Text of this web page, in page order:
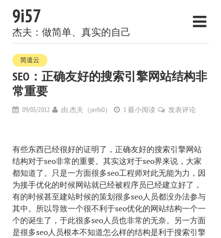
9i57
杰夫：做简单、真实的自己
简道云
SEO：正确友好的搜索引擎网站结构非
常重要
09/03/2012 由 杰夫（jerfo0） 1 最小阅读 发表评论
有些东西已经很好的证明了，正确友好的搜索引擎网站
结构对于seo非常的重要。其实这对于seo界来说，大家
都知道了。只是一方面很多seo工程师对此无能为力，因
为接手优化的时候网站就已经被程序员已经建立好了，
有的时候甚至建站时候的策划很多seo人员都没办法参与
其中。所以导致一个很不利于seo优化的网站结构一个一
个的诞生了，于此很多seo人员也非常的无奈。另一方面
是很多seo人员根本不知道怎么样的结构是利于搜索引擎